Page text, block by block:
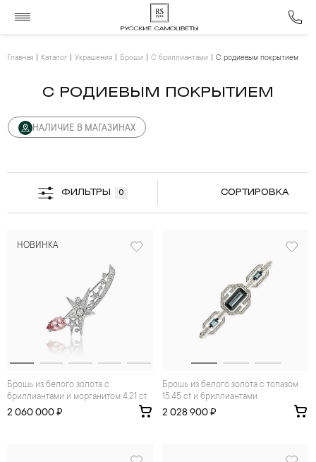
Главная Каталог Украшения Броши С бриллиантами С родиевым покрытием
С РОДИЕВЫМ ПОКРЫТИЕМ
НАЛИЧИЕ В МАГАЗИНАХ
ФИЛЬТРЫ 0 СОРТИРОВКА
НОВИНКА
Брошь из белого золота с
бриллиантами и морганитом 4.21 ct
2 060 000 ₽
Брошь из белого золота с топазом
15.45 ct и бриллиантами
2 028 900 ₽